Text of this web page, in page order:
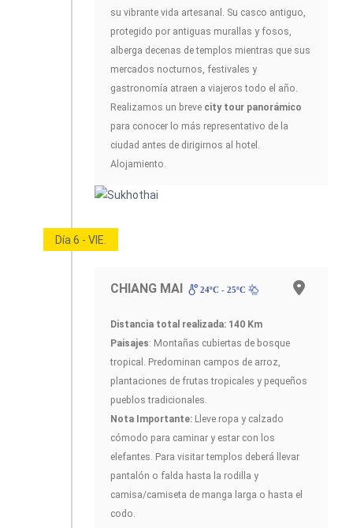
su vibrante vida artesanal. Su casco antiguo,
protegido por antiguas murallas y fosos,
alberga decenas de templos mientras que sus
mercados nocturnos, festivales y
gastronomía atraen a viajeros todo el año.
Realizamos un breve city tour panorámico
para conocer lo más representativo de la
ciudad antes de dirigirnos al hotel.
Alojamiento.
Día 6 - VIE.
CHIANG MAI 24ºC - 25ºC
Distancia total realizada: 140 Km
Paisajes: Montañas cubiertas de bosque
tropical. Predominan campos de arroz,
plantaciones de frutas tropicales y pequeños
pueblos tradicionales.
Nota Importante: Lleve ropa y calzado
cómodo para caminar y estar con los
elefantes. Para visitar templos deberá llevar
pantalón o falda hasta la rodilla y
camisa/camiseta de manga larga o hasta el
codo.